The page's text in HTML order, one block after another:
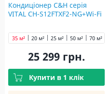
Кондиціонер C&H cерія
VITAL CH-S12FTXF2-NG+Wi-Fi
20 м² 25 м²
35 м² 50 м² 70 м²
25 299 грн.
Купити в 1 клік